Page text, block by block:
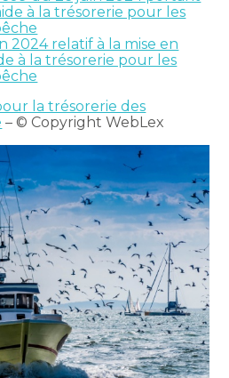
à la trésorerie pour les
2024 relatif à la mise en
à la trésorerie pour les
la trésorerie des
– © Copyright WebLex